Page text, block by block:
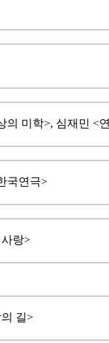
의 미학>, 심재민 <
국연극>
랑>
길>